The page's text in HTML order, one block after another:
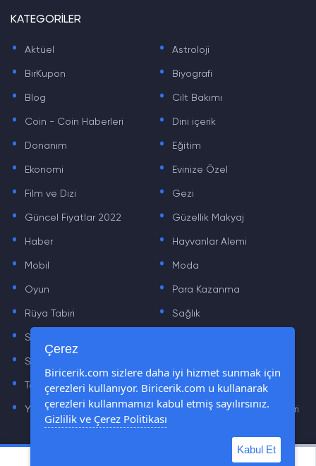
KATEGORİLER
. Aktüel . Astroloji
. BirKupon . Biyografi
. Blog . Cilt Bakımı
. Coin - Coin Haberleri . Dini içerik
. Donanım . Eğitim
. Ekonomi . Evinize Özel
. Film ve Dizi . Gezi
. Güncel Fiyatlar 2022 . Güzellik Makyaj
. Haber . Hayvanlar Alemi
. Mobil . Moda
. Oyun . Para Kazanma
. Rüya Tabiri . Sağlık
. Sinema .
. Sözler
. Teknoloji Haberleri . Yaşam
. Yazılım Haberleri . Yiyecek Önerileri ve Tarifleri
Çerez
Biricerik.com sizlere daha iyi hizmet sunmak için
çerezleri kullanıyor. Biricerik.com u kullanarak
çerezleri kullanmamızı kabul etmiş sayılırsınız.
Gizlilik ve Çerez Politikası
Kabul Et